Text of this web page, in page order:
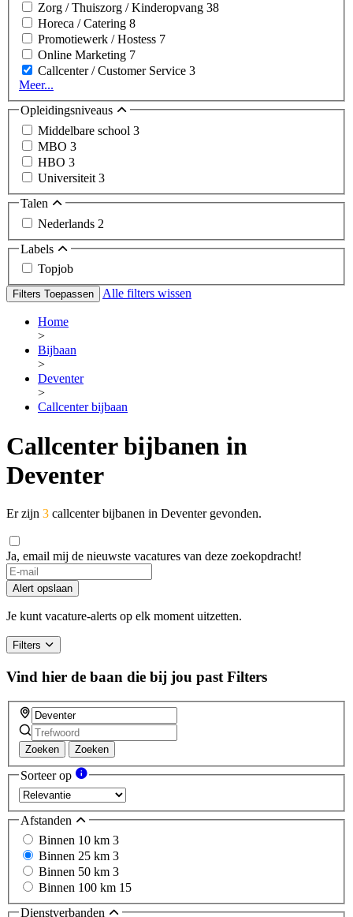
Zorg / Thuiszorg / Kinderopvang 38
Horeca / Catering 8
Promotiewerk / Hostess 7
Online Marketing 7
Callcenter / Customer Service 3
Meer...
Opleidingsniveaus
Middelbare school 3
MBO 3
HBO 3
Universiteit 3
Talen
Nederlands 2
Labels
Topjob
Filters Toepassen Alle filters wissen
Home
>
Bijbaan
>
Deventer
>
Callcenter bijbaan
Callcenter bijbanen in
Deventer
Er zijn 3 callcenter bijbanen in Deventer gevonden.
Ja, email mij de nieuwste vacatures van deze zoekopdracht!
Alert opslaan
Je kunt vacature-alerts op elk moment uitzetten.
Filters
Vind hier de baan die bij jou past Filters
Zoeken Zoeken
Sorteer op
Afstanden
Binnen 10 km 3
Binnen 25 km 3
Binnen 50 km 3
Binnen 100 km 15
Dienstverbanden